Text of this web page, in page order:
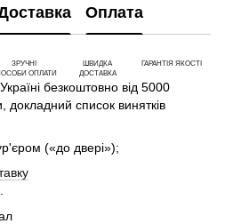
Оплата
ЗРУЧНІ
ОПЛАТИ
ШВИДКА
ДОСТАВКА
ГАРАНТІЯ ЯКОСТІ
безкоштовно від 5000
докладний список винятків
(«до двері»);